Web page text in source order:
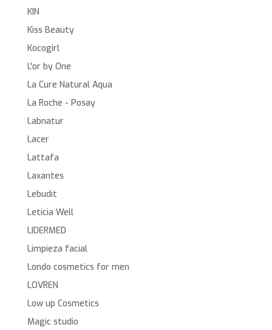
KIN
Kiss Beauty
Kocogirl
L'or by One
La Cure Natural Aqua
La Roche - Posay
Labnatur
Lacer
Lattafa
Laxantes
Lebudit
Leticia Well
LIDERMED
Limpieza facial
Londo cosmetics for men
LOVREN
Low up Cosmetics
Magic studio